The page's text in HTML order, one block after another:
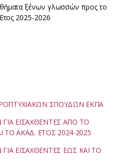
ξένων γλωσσών προς το
2025-2026
ΣΠΟΥΔΩΝ ΕΚΠΑ
ΕΙΣΑΧΘΕΝΤΕΣ ΑΠΟ ΤΟ
ΤΟ ΑΚΑΔ. ΕΤΟΣ 2024-2025
ΕΙΣΑΧΘΕΝΤΕΣ ΕΩΣ ΚΑΙ ΤΟ